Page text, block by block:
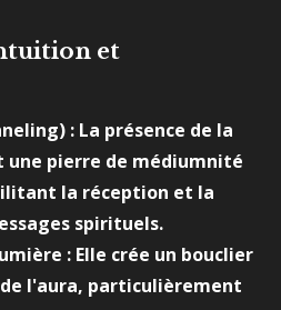
et
: La présence de la
pierre de médiumnité
la réception et la
spirituels.
: Elle crée un bouclier
l'aura, particulièrement